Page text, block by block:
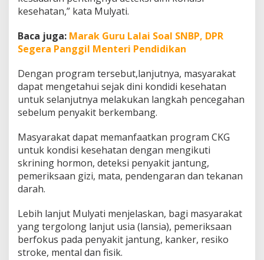
g
K
t
C
i
m
h
kesehatan,” kata Mulyati.
Baca juga: Marak Guru Lalai Soal SNBP, DPR
Segera Panggil Menteri Pendidikan
Dengan program tersebut,lanjutnya, masyarakat
dapat mengetahui sejak dini kondidi kesehatan
untuk selanjutnya melakukan langkah pencegahan
sebelum penyakit berkembang.
Masyarakat dapat memanfaatkan program CKG
untuk kondisi kesehatan dengan mengikuti
skrining hormon, deteksi penyakit jantung,
pemeriksaan gizi, mata, pendengaran dan tekanan
darah.
Lebih lanjut Mulyati menjelaskan, bagi masyarakat
yang tergolong lanjut usia (lansia), pemeriksaan
berfokus pada penyakit jantung, kanker, resiko
stroke, mental dan fisik.